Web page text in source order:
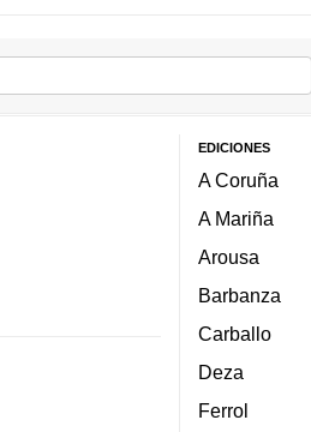
EDICIONES
A Coruña
A Mariña
Arousa
Barbanza
Carballo
Deza
Ferrol